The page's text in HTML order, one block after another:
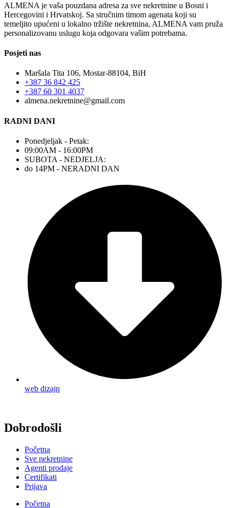
ALMENA je vaša pouzdana adresa za sve nekretnine u Bosni i
Hercegovini i Hrvatskoj. Sa stručnim timom agenata koji su
temeljito upućeni u lokalno tržište nekretnina, ALMENA vam pruža
personalizovanu uslugu koja odgovara vašim potrebama.
Posjeti nas
Maršala Tita 106, Mostar-88104, BiH
+387 36 842 425
+387 60 301 4037
almena.nekretnine@gmail.com
RADNI DANI
Ponedjeljak - Petak:
09:00AM - 16:00PM
SUBOTA - NEDJELJA:
do 14PM - NERADNI DAN
web dizajn
Dobrodošli
Početna
Sve nekretnine
Agenti prodaje
Certifikati
Prijava
Početna